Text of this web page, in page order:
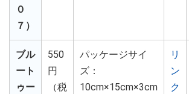
０
７）
ブル
ート
ゥー
550
円
（税
パッケージサイ
ズ：
10cm×15cm×3cm
リ
ン
ク